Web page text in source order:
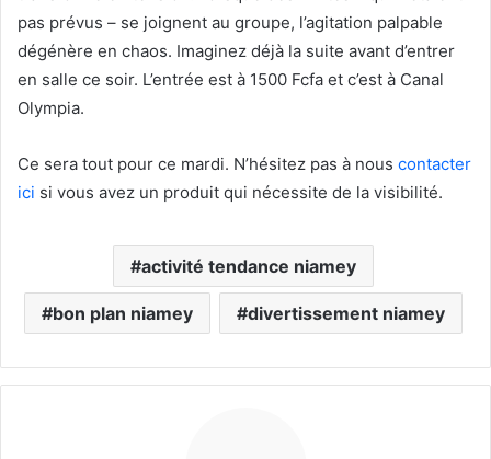
pas prévus – se joignent au groupe, l’agitation palpable
dégénère en chaos. Imaginez déjà la suite avant d’entrer
en salle ce soir. L’entrée est à 1500 Fcfa et c’est à Canal
Olympia.
Ce sera tout pour ce mardi. N’hésitez pas à nous contacter
ici si vous avez un produit qui nécessite de la visibilité.
activité tendance niamey
bon plan niamey divertissement niamey